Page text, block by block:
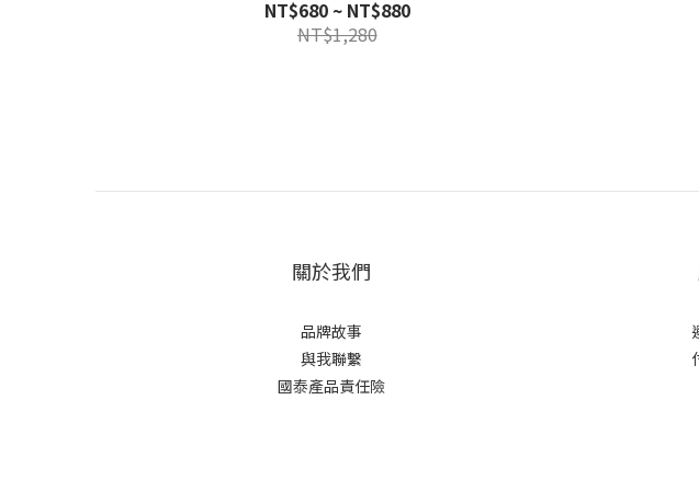
NT$680 ~ NT$880
NT$1,280
關於我們
品牌故事
與我聯繫
國泰產品責任險